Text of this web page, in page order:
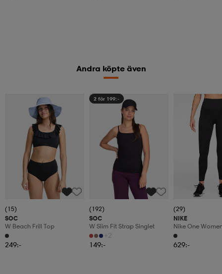
Andra köpte även
(15)
SOC
W Beach Frill Top
249:-
2 för 199:-
(192)
SOC
W Slim Fit Strap Singlet
+2
149:-
(29)
NIKE
Nike One
Waisted 7/8 L
629:-